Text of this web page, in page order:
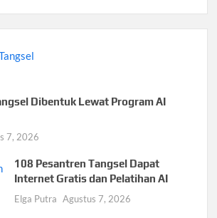
Dibentuk Lewat Program AI
7, 2026
108 Pesantren Tangsel Dapat
Internet Gratis dan Pelatihan AI
Elga Putra Agustus 7, 2026